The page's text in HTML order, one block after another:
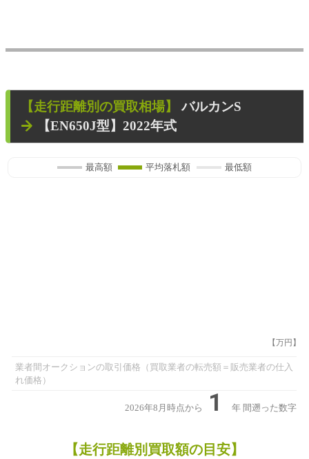
【走行距離別の買取相場】
バルカンS
【EN650J型】2022年式
最高額 平均落札額 最低額
【万円】
業者間オークションの取引価格（買取業者の転売額＝販売業者の仕入
れ価格）
2026年8月時点から 1 年 間遡った数字
【走行距離別買取額の目安】